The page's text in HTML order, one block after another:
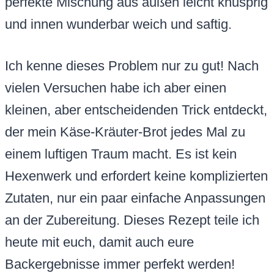
und innen wunderbar weich und saftig.
Ich kenne dieses Problem nur zu gut! Nach
vielen Versuchen habe ich aber einen
kleinen, aber entscheidenden Trick entdeckt,
der mein Käse-Kräuter-Brot jedes Mal zu
einem luftigen Traum macht. Es ist kein
Hexenwerk und erfordert keine komplizierten
Zutaten, nur ein paar einfache Anpassungen
an der Zubereitung. Dieses Rezept teile ich
heute mit euch, damit auch eure
Backergebnisse immer perfekt werden!